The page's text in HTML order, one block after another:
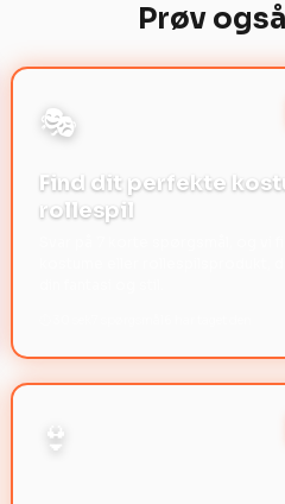
Prøv også
🎭
Find dit perfekte
rollespil
👙